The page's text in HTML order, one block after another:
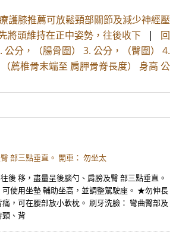
護膝推薦可放鬆頸部關節及減少神經壓
將頭維持在正中姿勢，往後收下
| 回
公分，（腸骨圍） 3. 公分，（臀圍） 4.
薦椎骨末端至 肩胛骨脊長度） 身高 公
部三點垂直。 開車： 勿坐太
後 移，盡量呈後腦勺、肩膀及臀 部三點垂直。
可使用坐墊 輔助坐高，並調整駕駛座。 ★勿伸長
，可在腰部放小軟枕。 刷牙洗臉： 彎曲臀部及
頸、背